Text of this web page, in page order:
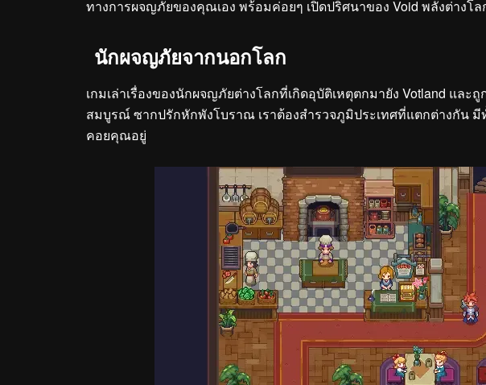
ทางการผจญภัยของคุณเอง พร้อมค่อยๆ เปิดปริศนาของ Void พลังต่างโ
นักผจญภัยจากนอกโลก
เกมเล่าเรื่องของนักผจญภัยต่างโลกที่เกิดอุบัติเหตุตกมายัง Votland แล
สมบูรณ์ ซากปรักหักพังโบราณ เราต้องสำรวจภูมิประเทศที่แตกต่างกัน
คอยคุณอยู่